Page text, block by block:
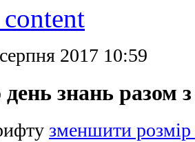
2017 10:59
знань разом
зменшити